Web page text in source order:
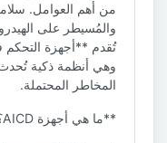
من أهم العوامل. سلامة
والمُسيطر على
وهي أنظمة ذكية تُحدث
المخاطر المحتملة.
**ما هي أجهزة AICD؟**